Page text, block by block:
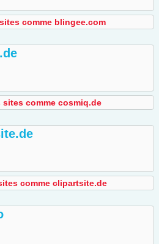
comme blingee.com
sites comme cosmiq.de
comme clipartsite.de